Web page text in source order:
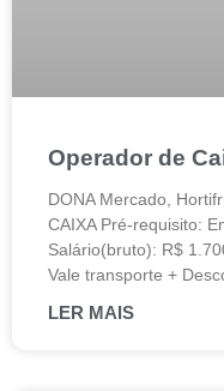
Operador de
DONA Mercado,
CAIXA Pré-requisito:
Salário(bruto): R$
Vale transporte +
LER MAIS